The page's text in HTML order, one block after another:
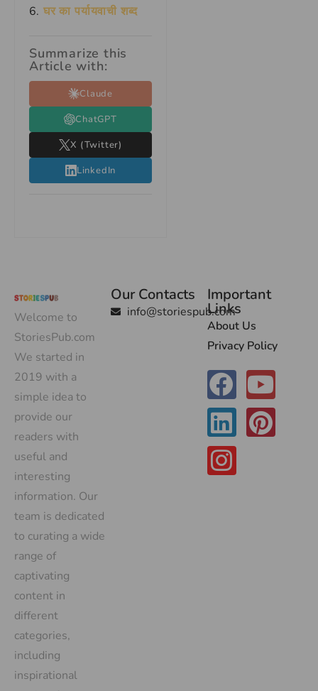
घर का पर्यायवाची शब्द
Summarize this
Article with:
Claude
ChatGPT
X (Twitter)
LinkedIn
Welcome to
StoriesPub.com
We started in
2019 with a
simple idea to
provide our
readers with
useful and
interesting
information. Our
team is dedicated
to curating a wide
range of
captivating
content in
different
categories,
including
inspirational
Our Contacts
info@storiespub.com
Important
Links
About Us
Privacy Policy